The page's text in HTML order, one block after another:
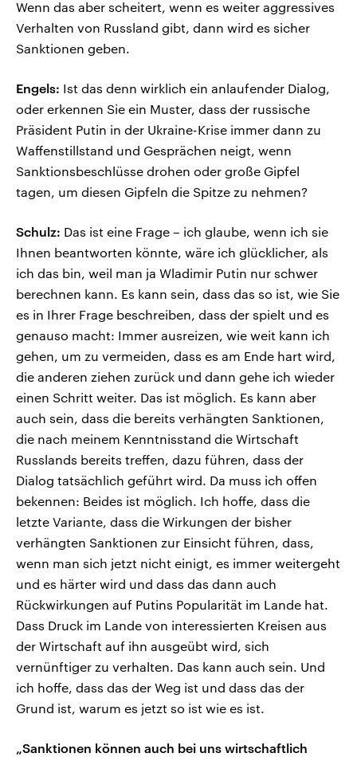
Wenn das aber scheitert, wenn es weiter aggressives
Verhalten von Russland gibt, dann wird es sicher
Sanktionen geben.
Engels: Ist das denn wirklich ein anlaufender Dialog,
oder erkennen Sie ein Muster, dass der russische
Präsident Putin in der Ukraine-Krise immer dann zu
Waffenstillstand und Gesprächen neigt, wenn
Sanktionsbeschlüsse drohen oder große Gipfel
tagen, um diesen Gipfeln die Spitze zu nehmen?
Schulz: Das ist eine Frage – ich glaube, wenn ich sie
Ihnen beantworten könnte, wäre ich glücklicher, als
ich das bin, weil man ja Wladimir Putin nur schwer
berechnen kann. Es kann sein, dass das so ist, wie Sie
es in Ihrer Frage beschreiben, dass der spielt und es
genauso macht: Immer ausreizen, wie weit kann ich
gehen, um zu vermeiden, dass es am Ende hart wird,
die anderen ziehen zurück und dann gehe ich wieder
einen Schritt weiter. Das ist möglich. Es kann aber
auch sein, dass die bereits verhängten Sanktionen,
die nach meinem Kenntnisstand die Wirtschaft
Russlands bereits treffen, dazu führen, dass der
Dialog tatsächlich geführt wird. Da muss ich offen
bekennen: Beides ist möglich. Ich hoffe, dass die
letzte Variante, dass die Wirkungen der bisher
verhängten Sanktionen zur Einsicht führen, dass,
wenn man sich jetzt nicht einigt, es immer weitergeht
und es härter wird und dass das dann auch
Rückwirkungen auf Putins Popularität im Lande hat.
Dass Druck im Lande von interessierten Kreisen aus
der Wirtschaft auf ihn ausgeübt wird, sich
vernünftiger zu verhalten. Das kann auch sein. Und
ich hoffe, dass das der Weg ist und dass das der
Grund ist, warum es jetzt so ist wie es ist.
„Sanktionen können auch bei uns wirtschaftlich